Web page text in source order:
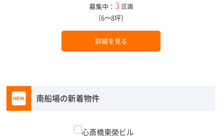
募集中： 3 区画
（6〜8坪）
詳細を見る
南船場の新着物件